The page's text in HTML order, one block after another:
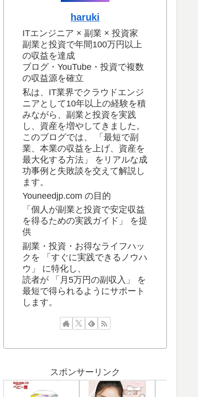
haruki
ITエンジニア × 副業 × 投資家
副業と投資で年間100万円以上
の収益を達成
ブログ・YouTube・投資で複数
の収益源を確立
私は、IT業界でクラウドエンジ
ニアとして10年以上の経験を積
みながら、副業と投資を実践
し、資産を増やしてきました。
このブログでは、 「最短で副
業、本業の収益を上げ、資産を
最大化する方法」 をリアルな成
功事例と失敗談を交えて解説し
ます。
Youneedjp.com の目的
「個人が副業と投資で安定収益
を得るための実践ガイド」 を提
供
副業・投資・お得なライフハッ
クを 「すぐに実践できるノウハ
ウ」 に特化し、
読者が 「月5万円の副収入」 を
最短で得られるようにサポート
します。
スポンサーリンク